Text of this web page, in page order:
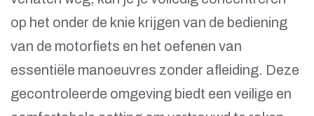
op het onder de knie krijgen van de bediening
van de motorfiets en het oefenen van
essentiële manoeuvres zonder afleiding. Deze
gecontroleerde omgeving biedt een veilige en